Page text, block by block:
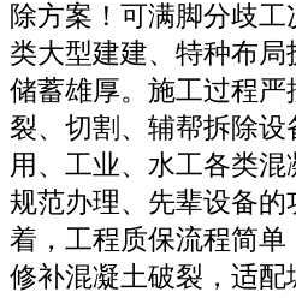
除方案！可满脚分歧
类大型建建、特种布
储蓄雄厚。施工过程
裂、切割、辅帮拆除
用、工业、水工各类
规范办理、先辈设备
着，工程质保流程简
修补混凝土破裂，适